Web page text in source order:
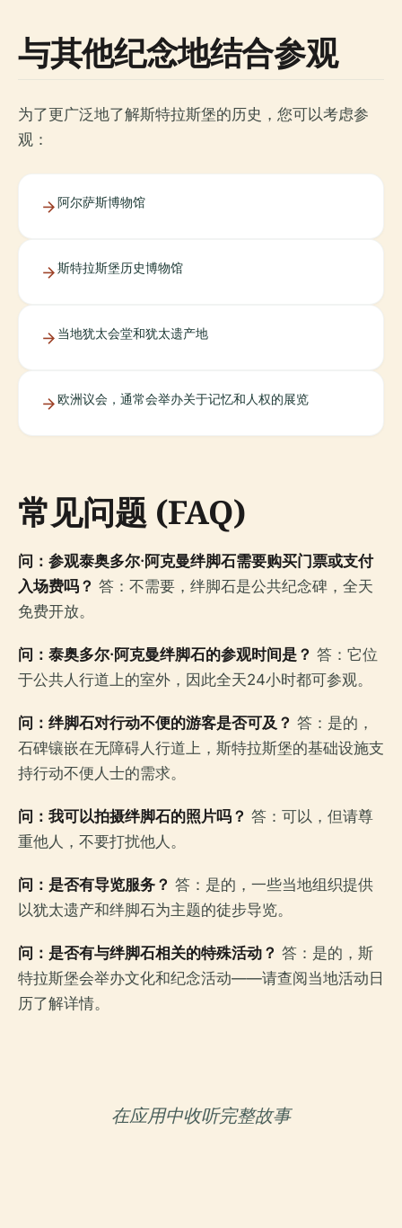
与其他纪念地结合参观
为了更广泛地了解斯特拉斯堡的历史，您可以考虑参
观：
阿尔萨斯博物馆
斯特拉斯堡历史博物馆
当地犹太会堂和犹太遗产地
欧洲议会，通常会举办关于记忆和人权的展览
常见问题 (FAQ)
问：参观泰奥多尔·阿克曼绊脚石需要购买门票或支付
入场费吗？ 答：不需要，绊脚石是公共纪念碑，全天
免费开放。
问：泰奥多尔·阿克曼绊脚石的参观时间是？ 答：它位
于公共人行道上的室外，因此全天24小时都可参观。
问：绊脚石对行动不便的游客是否可及？ 答：是的，
石碑镶嵌在无障碍人行道上，斯特拉斯堡的基础设施支
持行动不便人士的需求。
问：我可以拍摄绊脚石的照片吗？ 答：可以，但请尊
重他人，不要打扰他人。
问：是否有导览服务？ 答：是的，一些当地组织提供
以犹太遗产和绊脚石为主题的徒步导览。
问：是否有与绊脚石相关的特殊活动？ 答：是的，斯
特拉斯堡会举办文化和纪念活动——请查阅当地活动日
历了解详情。
在应用中收听完整故事